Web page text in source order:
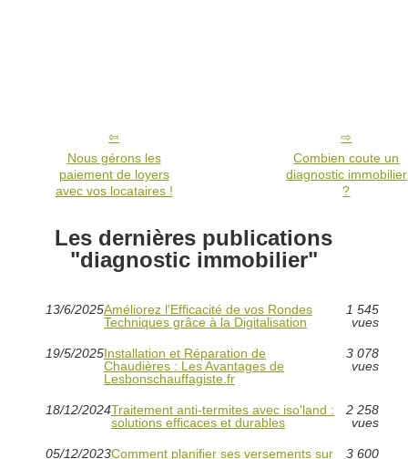
Nous gérons les
paiement de loyers
avec vos locataires !
Combien coute un
diagnostic immobilier
?
Les dernières publications
"diagnostic immobilier"
13/6/2025Améliorez l'Efficacité de vos Rondes
Techniques grâce à la Digitalisation
1 545
vues
19/5/2025Installation et Réparation de
Chaudières : Les Avantages de
Lesbonschauffagiste.fr
3 078
vues
18/12/2024Traitement anti-termites avec iso'land :
solutions efficaces et durables
2 258
vues
05/12/2023Comment planifier ses versements sur
3 600